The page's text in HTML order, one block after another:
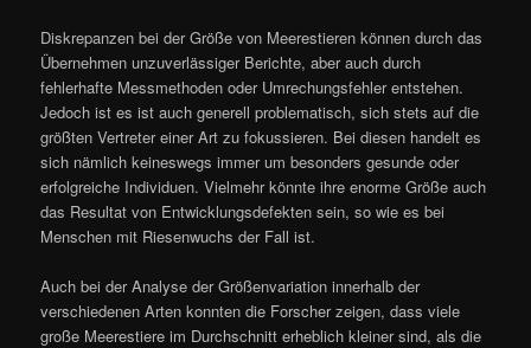
Diskrepanzen bei der Größe von Meerestieren können durch das
Übernehmen unzuverlässiger Berichte, aber auch durch
fehlerhafte Messmethoden oder Umrechungsfehler entstehen.
Jedoch ist es ist auch generell problematisch, sich stets auf die
größten Vertreter einer Art zu fokussieren. Bei diesen handelt es
sich nämlich keineswegs immer um besonders gesunde oder
erfolgreiche Individuen. Vielmehr könnte ihre enorme Größe auch
das Resultat von Entwicklungsdefekten sein, so wie es bei
Menschen mit Riesenwuchs der Fall ist.
Auch bei der Analyse der Größenvariation innerhalb der
verschiedenen Arten konnten die Forscher zeigen, dass viele
große Meerestiere im Durchschnitt erheblich kleiner sind, als die